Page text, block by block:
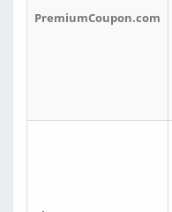
PremiumCoupon.com